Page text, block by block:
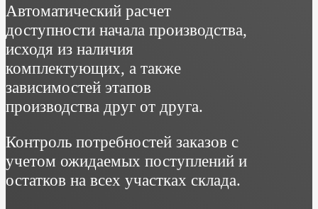
Автоматический расчет
доступности начала производства,
исходя из наличия
комплектующих, а также
зависимостей этапов
производства друг от друга.
Контроль потребностей заказов с
учетом ожидаемых поступлений и
остатков на всех участках склада.